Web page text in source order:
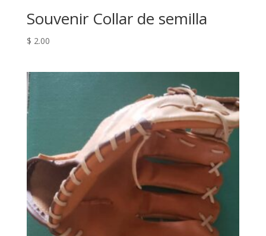
Souvenir Collar de semilla
$ 2.00